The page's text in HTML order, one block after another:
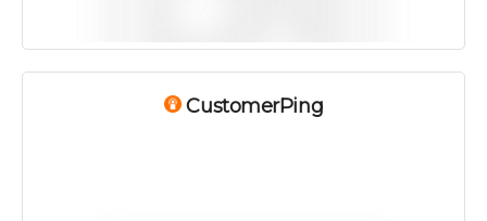
CustomerPing